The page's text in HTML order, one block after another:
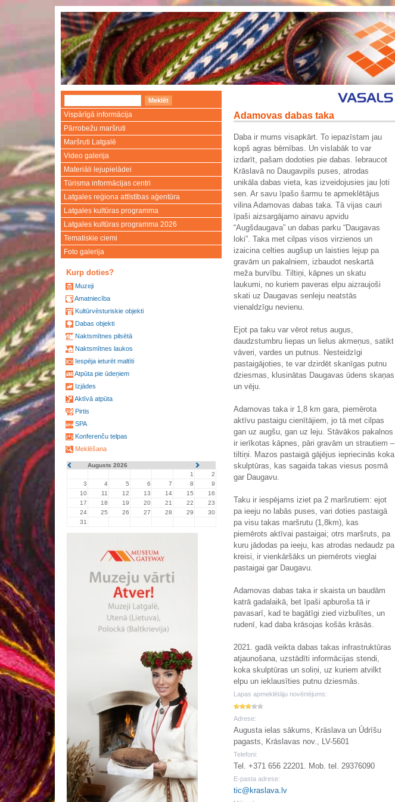
Vispārīgā informācija
Pārrobežu maršruti
Maršruti Latgalē
Video galerija
Materiāli lejupielādei
Tūrisma informācijas centri
Latgales reģiona attīstības aģentūra
Latgales kultūras programma
Latgales kultūras programma 2026
Tematiskie ciemi
Foto galerija
Kurp doties?
Muzeji
Amatniecība
Kultūrvēsturiskie objekti
Dabas objekti
Naktsmītnes pilsētā
Naktsmītnes laukos
Iespēja ieturēt maltīti
Atpūta pie ūdeņiem
Izjādes
Aktīvā atpūta
Pirtis
SPA
Konferenču telpas
Meklēšana
Augusts 2026
1
2
3
4 5 6 7 8
9
10
11 12 13 14 15
16
17
18 19 20 21 22
23
24
25 26 27 28 29
30
31
Adamovas dabas taka
Daba ir mums visapkārt. To iepazīstam jau
kopš agras bērnības. Un vislabāk to var
izdarīt, pašam dodoties pie dabas. Iebraucot
Krāslavā no Daugavpils puses, atrodas
unikāla dabas vieta, kas izveidojusies jau ļoti
sen. Ar savu īpašo šarmu te apmeklētājus
vilina Adamovas dabas taka. Tā vijas cauri
īpaši aizsargājamo ainavu apvidu
“Augšdaugava” un dabas parku “Daugavas
loki”. Taka met cilpas visos virzienos un
izaicina celties augšup un laisties lejup pa
gravām un pakalniem, izbaudot neskartā
meža burvību. Tiltiņi, kāpnes un skatu
laukumi, no kuriem paveras elpu aizraujoši
skati uz Daugavas senleju neatstās
vienaldzīgu nevienu.
Ejot pa taku var vērot retus augus,
daudzstumbru liepas un lielus akmeņus, satikt
vāveri, vardes un putnus. Nesteidzīgi
pastaigājoties, te var dzirdēt skanīgas putnu
dziesmas, klusinātas Daugavas ūdens skaņas
un vēju.
Adamovas taka ir 1,8 km gara, piemērota
aktīvu pastaigu cienītājiem, jo tā met cilpas
gan uz augšu, gan uz leju. Stāvākos pakalnos
ir ierīkotas kāpnes, pāri gravām un strautiem –
tiltiņi. Mazos pastaigā gājējus iepriecinās koka
skulptūras, kas sagaida takas viesus posmā
gar Daugavu.
Taku ir iespējams iziet pa 2 maršrutiem: ejot
pa ieeju no labās puses, vari doties pastaigā
pa visu takas maršrutu (1,8km), kas
piemērots aktīvai pastaigai; otrs maršruts, pa
kuru jādodas pa ieeju, kas atrodas nedaudz pa
kreisi, ir vienkāršāks un piemērots vieglai
pastaigai gar Daugavu.
Adamovas dabas taka ir skaista un baudām
katrā gadalaikā, bet īpaši apburoša tā ir
pavasarī, kad te bagātīgi zied vizbulītes, un
rudenī, kad daba krāsojas košās krāsās.
2021. gadā veikta dabas takas infrastruktūras
atjaunošana, uzstādīti informācijas stendi,
koka skulptūras un soliņi, uz kuriem atvilkt
elpu un ieklausīties putnu dziesmās.
Lapas apmeklētāju novērtējums:
Adrese:
Augusta ielas sākums, Krāslava un Ūdrīšu
pagasts, Krāslavas nov., LV-5601
Telefoni:
Tel. +371 656 22201. Mob. tel. 29376090
E-pasta adrese:
tic@kraslava.lv